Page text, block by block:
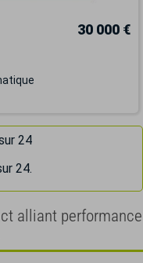
30 000 €
24
24.
alliant performance